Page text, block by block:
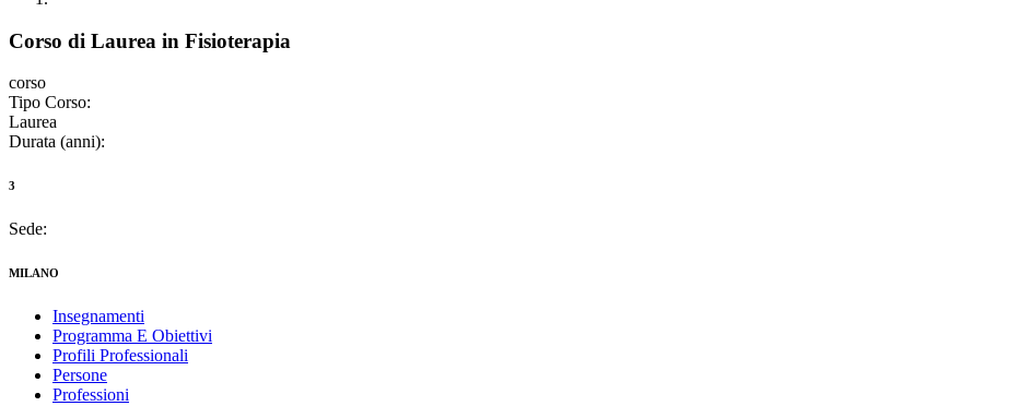
Corso di Laurea in Fisioterapia
corso
Tipo Corso:
Laurea
Durata (anni):
3
Sede:
MILANO
Insegnamenti
Programma E Obiettivi
Profili Professionali
Persone
Professioni